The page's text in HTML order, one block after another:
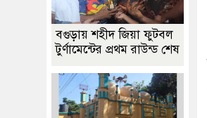
বগুড়ায় শহীদ জিয়া ফুটবল
টুর্ণামেন্টের প্রথম রাউন্ড শেষ